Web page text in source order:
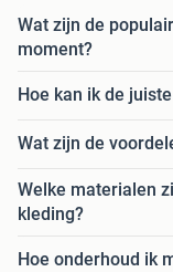
Wat zijn de
moment?
Hoe kan ik de
Wat zijn de
Welke materialen
kleding?
Hoe onderhoud ik